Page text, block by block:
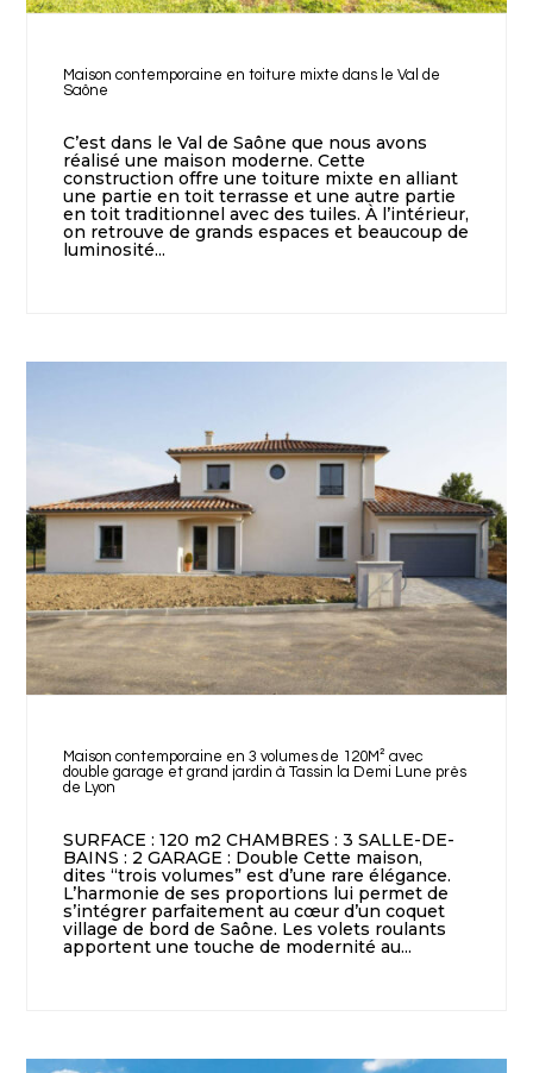
Maison contemporaine en toiture mixte dans le Val de
Saône
C’est dans le Val de Saône que nous avons
réalisé une maison moderne. Cette
construction offre une toiture mixte en alliant
une partie en toit terrasse et une autre partie
en toit traditionnel avec des tuiles. À l’intérieur,
on retrouve de grands espaces et beaucoup de
luminosité...
Maison contemporaine en 3 volumes de 120M² avec
double garage et grand jardin à Tassin la Demi Lune près
de Lyon
SURFACE : 120 m2 CHAMBRES : 3 SALLE-DE-
BAINS : 2 GARAGE : Double Cette maison,
dites “trois volumes” est d’une rare élégance.
L’harmonie de ses proportions lui permet de
s’intégrer parfaitement au cœur d’un coquet
village de bord de Saône. Les volets roulants
apportent une touche de modernité au...